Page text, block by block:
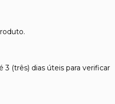
(três) dias úteis para verificar